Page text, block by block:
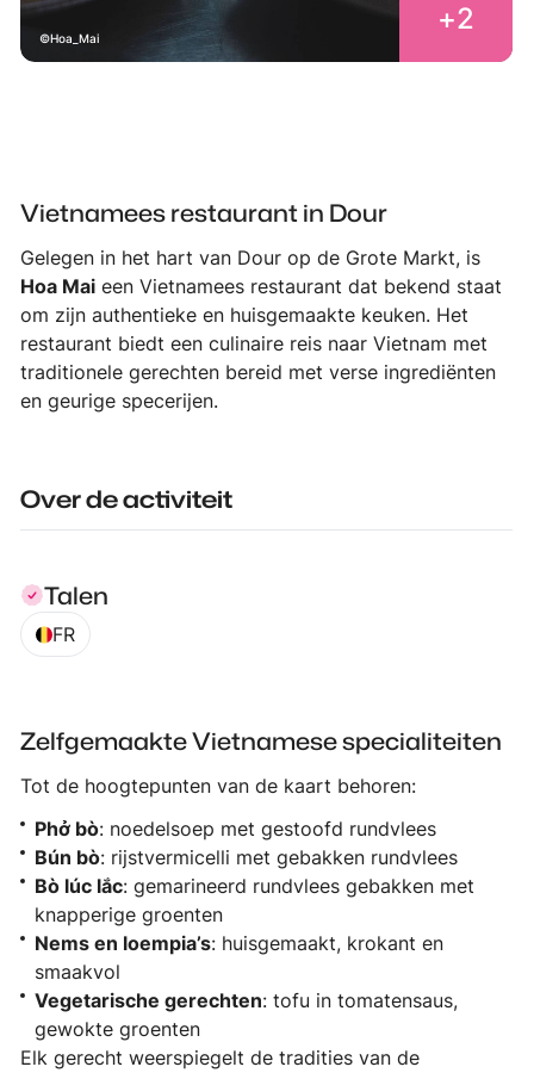
Hoa_Mai
+2
Vietnamees restaurant in Dour
Gelegen in het hart van Dour op de Grote Markt, is
Hoa Mai een Vietnamees restaurant dat bekend staat
om zijn authentieke en huisgemaakte keuken. Het
restaurant biedt een culinaire reis naar Vietnam met
traditionele gerechten bereid met verse ingrediënten
en geurige specerijen.
Over de activiteit
Talen
FR
Zelfgemaakte Vietnamese specialiteiten
Tot de hoogtepunten van de kaart behoren:
Phở bò: noedelsoep met gestoofd rundvlees
Bún bò: rijstvermicelli met gebakken rundvlees
Bò lúc lắc: gemarineerd rundvlees gebakken met
knapperige groenten
Nems en loempia’s: huisgemaakt, krokant en
smaakvol
Vegetarische gerechten: tofu in tomatensaus,
gewokte groenten
Elk gerecht weerspiegelt de tradities van de